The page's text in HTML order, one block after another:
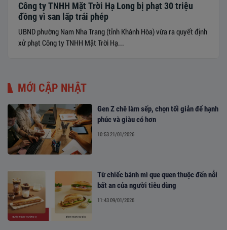
Công ty TNHH Mặt Trời Hạ Long bị phạt 30 triệu
đồng vì san lấp trái phép
​​​​​​​UBND phường Nam Nha Trang (tỉnh Khánh Hòa) vừa ra quyết định
xử phạt Công ty TNHH Mặt Trời Hạ...
MỚI CẬP NHẬT
Gen Z chê làm sếp, chọn tối giản để hạnh
phúc và giàu có hơn
10:53 21/01/2026
Từ chiếc bánh mì que quen thuộc đến nỗi
bất an của người tiêu dùng
11:43 09/01/2026